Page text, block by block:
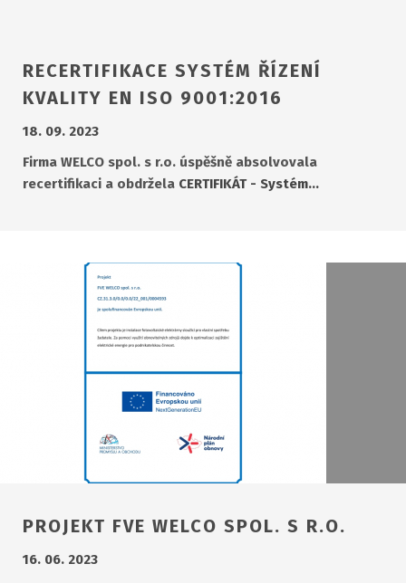
RECERTIFIKACE SYSTÉM ŘÍZENÍ
KVALITY EN ISO 9001:2016
18. 09. 2023
Firma WELCO spol. s r.o. úspěšně absolvovala
recertifikaci a obdržela CERTIFIKÁT - Systém…
PROJEKT FVE WELCO SPOL. S R.O.
16. 06. 2023